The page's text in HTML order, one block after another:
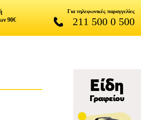
90€
Για τηλεφωνικές παραγγελίες
211 500 0 500